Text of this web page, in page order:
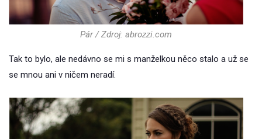
Pár / Zdroj: abrozzi.com
Tak to bylo, ale nedávno se mi s manželkou něco stalo a už se
se mnou ani v ničem neradí.